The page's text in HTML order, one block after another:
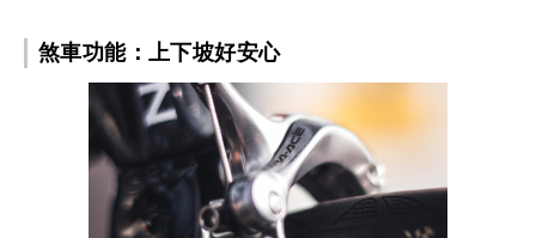
煞車功能：上下坡好安心